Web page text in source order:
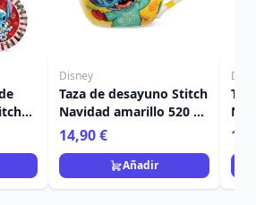
Disney
Taza de desayuno Stitch
Navidad amarillo 520 ml
- Egan Disney Home
14,90 €
Añadir